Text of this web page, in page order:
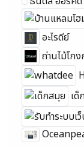
อะไรดีย์
ถ่านไม้โก
เ